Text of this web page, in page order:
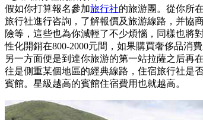
假如你打算報名參加旅行社的旅游團。從你所
旅行社進行咨詢，了解報價及旅游線路，并協
險等，這些也為你減輕了不少煩惱，同樣也將
性化開銷在800-2000元間，如果購買奢侈品消費
另一方面便是到達你旅游的第一站拉薩之后再
往是側重某個地區的經典線路，住宿旅行社是
賓館。星級越高的賓館住宿費用也就越高。